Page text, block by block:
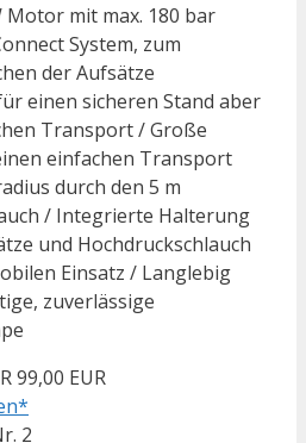
Motor mit max. 180 bar
System, zum
der Aufsätze
einen sicheren Stand aber
Transport / Große
einfachen Transport
durch den 5 m
/ Integrierte Halterung
und Hochdruckschlauch
Einsatz / Langlebig
zuverlässige
99,00 EUR
2